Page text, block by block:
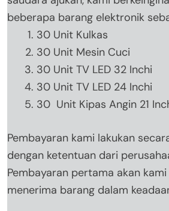
beberapa barang elektronik
30 Unit Kulkas
30 Unit Mesin Cuci
30 Unit TV LED 32 Inchi
30 Unit TV LED 24 Inchi
30 Unit Kipas Angin 21
Pembayaran kami lakukan
dengan ketentuan dari
Pembayaran pertama akan
menerima barang dalam